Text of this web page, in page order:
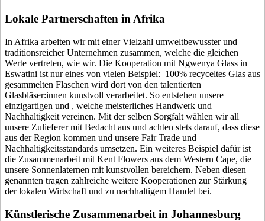
Lokale Partnerschaften in Afrika
In Afrika arbeiten wir mit einer Vielzahl umweltbewusster und
traditionsreicher Unternehmen zusammen, welche die gleichen
Werte vertreten, wie wir. Die Kooperation mit Ngwenya Glass in
Eswatini ist nur eines von vielen Beispiel: 100% recyceltes Glas aus
gesammelten Flaschen wird dort von den talentierten
Glasbläser:innen kunstvoll verarbeitet. So entstehen unsere
einzigartigen und , welche meisterliches Handwerk und
Nachhaltigkeit vereinen. Mit der selben Sorgfalt wählen wir all
unsere Zulieferer mit Bedacht aus und achten stets darauf, dass diese
aus der Region kommen und unsere Fair Trade und
Nachhaltigkeitsstandards umsetzen. Ein weiteres Beispiel dafür ist
die Zusammenarbeit mit Kent Flowers aus dem Western Cape, die
unsere Sonnenlaternen mit kunstvollen bereichern. Neben diesen
genannten tragen zahlreiche weitere Kooperationen zur Stärkung
der lokalen Wirtschaft und zu nachhaltigem Handel bei.
Künstlerische Zusammenarbeit in Johannesburg